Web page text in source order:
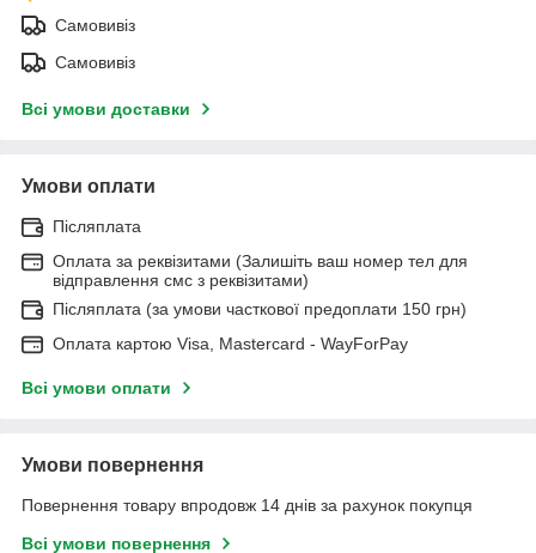
Самовивіз
Самовивіз
Всі умови доставки
Умови оплати
Післяплата
Оплата за реквізитами (Залишіть ваш номер тел для
відправлення смс з реквізитами)
Післяплата (за умови часткової предоплати 150 грн)
Оплата картою Visa, Mastercard - WayForPay
Всі умови оплати
Умови повернення
Повернення товару впродовж 14 днів за рахунок покупця
Всі умови повернення